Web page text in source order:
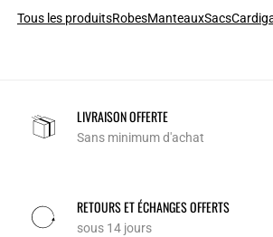
Tous les produitsRobesManteauxSacs
LIVRAISON OFFERTE
Sans minimum d'achat
RETOURS ET ÉCHANGES OFFERTS
sous 14 jours